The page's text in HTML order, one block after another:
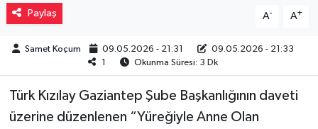
Paylaş A- A+
Samet Koçum 09.05.2026 - 21:31
09.05.2026 - 21:33
1
Okunma Süresi: 3 Dk
Türk Kızılay Gaziantep Şube Başkanlığının daveti
üzerine düzenlenen “Yüreğiyle Anne Olan
Spor